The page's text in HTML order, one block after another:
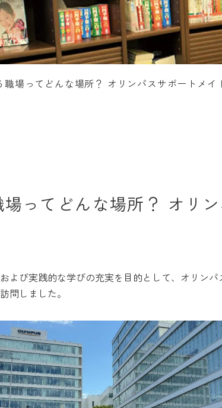
職場ってどんな場所？ オリンパスサポートメイ
ってどんな場所？ オリ
よび実践的な学びの充実を目的として、オリン
問しました。